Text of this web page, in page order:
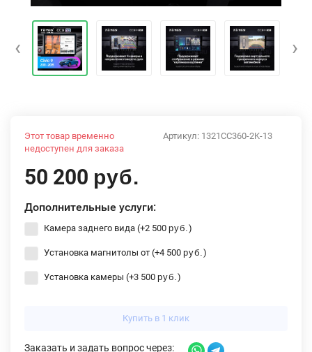
‹ ›
Артикул: 1321CC360-2K-13
Этот товар временно
недоступен для заказа
50 200 руб.
Дополнительные услуги:
Камера заднего вида (+2 500 руб. )
Установка магнитолы от (+4 500 руб. )
Установка камеры (+3 500 руб. )
Купить в 1 клик
Заказать и задать вопрос через: